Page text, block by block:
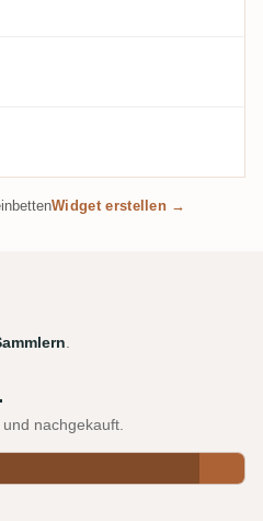
Widget erstellen →
.
nachgekauft.